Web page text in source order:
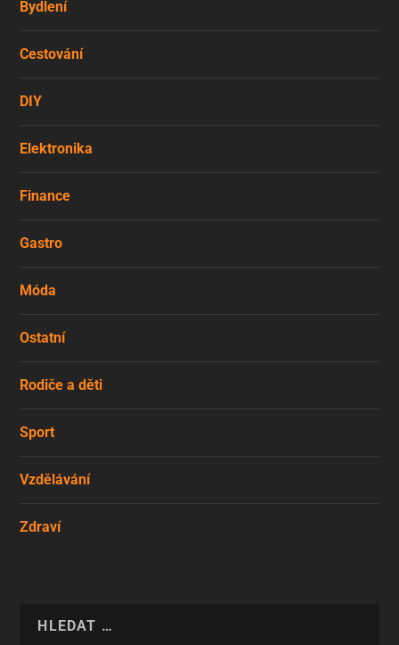
Bydlení
Cestování
DIY
Elektronika
Finance
Gastro
Móda
Ostatní
Rodiče a děti
Sport
Vzdělávání
Zdraví